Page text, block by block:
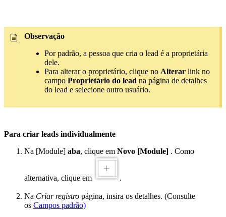
Observação
Por padrão, a pessoa que cria o lead é a proprietária
dele.
Para alterar o proprietário, clique no Alterar link no
campo Proprietário do lead na página de detalhes
do lead e selecione outro usuário.
Para criar leads individualmente
Na [Module] aba, clique em Novo [Module] . Como
alternativa, clique em .
Na Criar registro página, insira os detalhes. (Consulte
os Campos padrão)